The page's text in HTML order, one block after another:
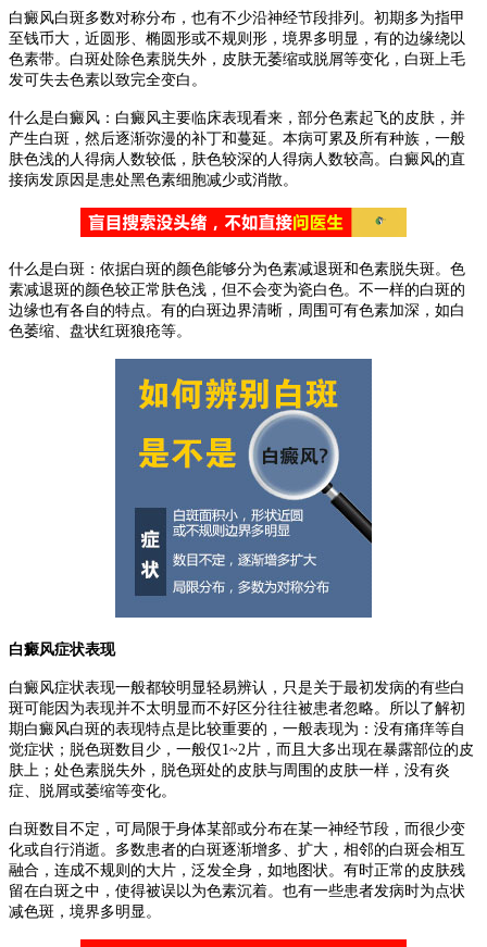
白癜风白斑多数对称分布，也有不少沿神经节段排列。初期多为指甲
至钱币大，近圆形、椭圆形或不规则形，境界多明显，有的边缘绕以
色素带。白斑处除色素脱失外，皮肤无萎缩或脱屑等变化，白斑上毛
发可失去色素以致完全变白。
什么是白癜风：白癜风主要临床表现看来，部分色素起飞的皮肤，并
产生白斑，然后逐渐弥漫的补丁和蔓延。本病可累及所有种族，一般
肤色浅的人得病人数较低，肤色较深的人得病人数较高。白癜风的直
接病发原因是患处黑色素细胞减少或消散。
什么是白斑：依据白斑的颜色能够分为色素减退斑和色素脱失斑。色
素减退斑的颜色较正常肤色浅，但不会变为瓷白色。不一样的白斑的
边缘也有各自的特点。有的白斑边界清晰，周围可有色素加深，如白
色萎缩、盘状红斑狼疮等。
白癜风症状表现
白癜风症状表现一般都较明显轻易辨认，只是关于最初发病的有些白
斑可能因为表现并不太明显而不好区分往往被患者忽略。所以了解初
期白癜风白斑的表现特点是比较重要的，一般表现为：没有痛痒等自
觉症状；脱色斑数目少，一般仅1~2片，而且大多出现在暴露部位的皮
肤上；处色素脱失外，脱色斑处的皮肤与周围的皮肤一样，没有炎
症、脱屑或萎缩等变化。
白斑数目不定，可局限于身体某部或分布在某一神经节段，而很少变
化或自行消逝。多数患者的白斑逐渐增多、扩大，相邻的白斑会相互
融合，连成不规则的大片，泛发全身，如地图状。有时正常的皮肤残
留在白斑之中，使得被误以为色素沉着。也有一些患者发病时为点状
减色斑，境界多明显。